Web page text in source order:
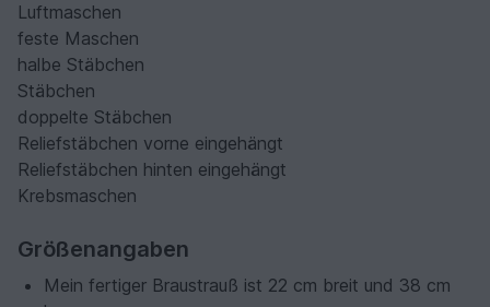
Luftmaschen
feste Maschen
halbe Stäbchen
Stäbchen
doppelte Stäbchen
Reliefstäbchen vorne eingehängt
Reliefstäbchen hinten eingehängt
Krebsmaschen
Größenangaben
Mein fertiger Braustrauß ist 22 cm breit und 38 cm